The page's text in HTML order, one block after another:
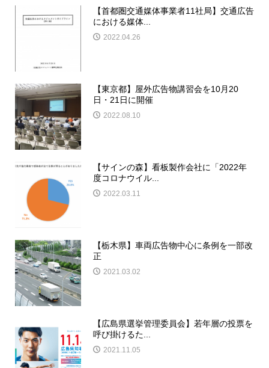
【首都圏交通媒体事業者11社局】交通広告
における媒体...
2022.04.26
【東京都】屋外広告物講習会を10月20
日・21日に開催
2022.08.10
【サインの森】看板製作会社に「2022年
度コロナウイル...
2022.03.11
【栃木県】車両広告物中心に条例を一部改
正
2021.03.02
【広島県選挙管理委員会】若年層の投票を
呼び掛けるた...
2021.11.05